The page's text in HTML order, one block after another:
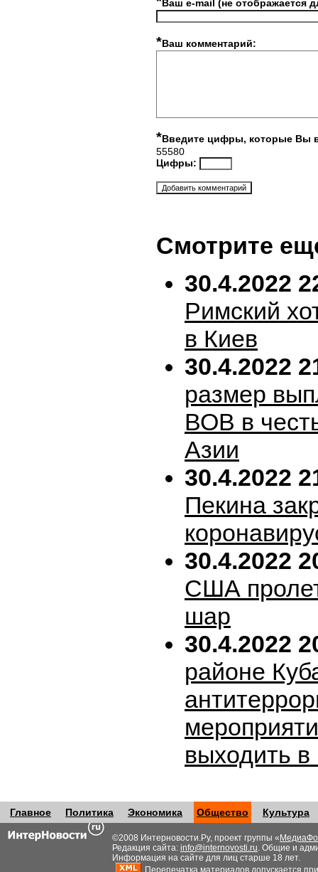
Ваш e-mail (не отображается
*Ваш комментарий:
*Введите цифры, которые Вы
55580
Цифры:
Смотрите
30.4.2022
Римский
в Киев
30.4.2022
размер
ВОВ в
Азии
30.4.2022
Пекина
30.4.2022
США
шар
30.4.2022
районе
выходить
Главное Политика Экономика Общество Культура
©2008 Интерновости.Ру, проект группы «
Редакция сайта: info@internovosti.ru. Общие и
Информация на сайте для лиц старше 18 лет.
Перепечатка материалов допускается